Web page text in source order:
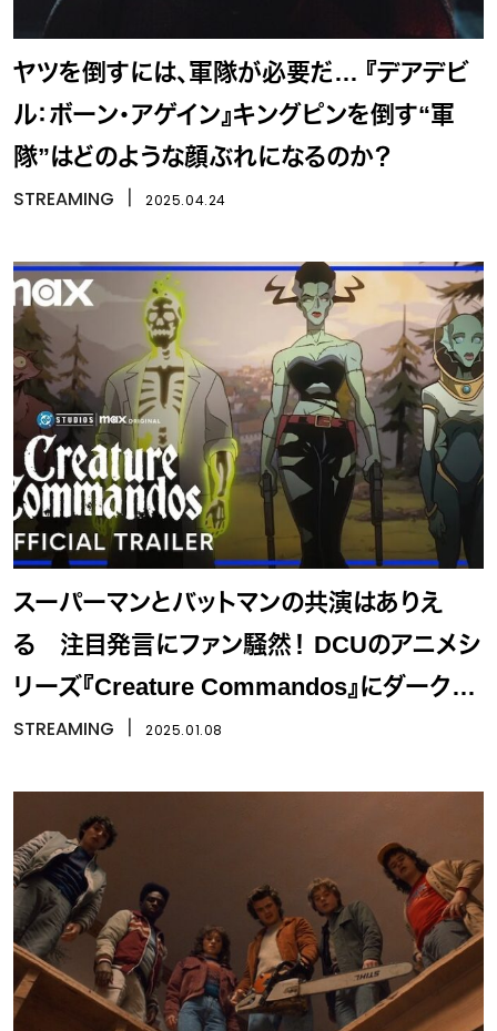
ヤツを倒すには、軍隊が必要だ… 『デアデビ
ル：ボーン・アゲイン』キングピンを倒す“軍
隊”はどのような顔ぶれになるのか？
STREAMING 2025.04.24
スーパーマンとバットマンの共演はありえ
る 注目発言にファン騒然！ DCUのアニメシ
リーズ『Creature Commandos』にダークナ
イトがサプライズ登場
STREAMING 2025.01.08